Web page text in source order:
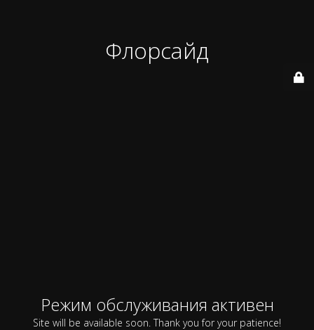
Флорсайд
Режим обслуживания активен
Site will be available soon. Thank you for your patience!